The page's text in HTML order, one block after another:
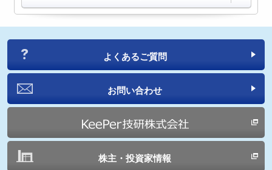
よくあるご質問
お問い合わせ
株主・投資家情報